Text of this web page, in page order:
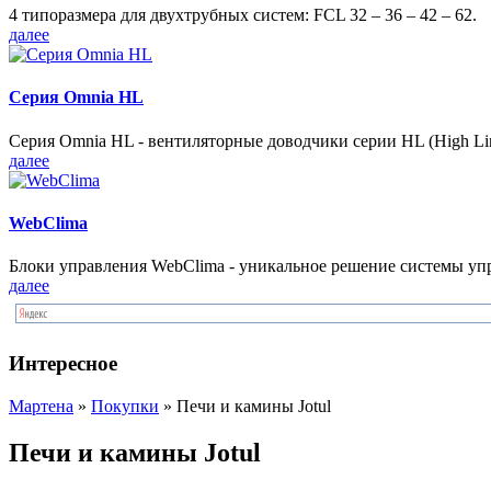
4 типоразмера для двухтрубных систем: FCL 32 – 36 – 42 – 62.
далее
Серия Omnia HL
Серия Omnia HL - вентиляторные доводчики серии HL (High
далее
WebClima
Блоки упрaвлeния WebClima - уникальное решение системы
далее
Интересное
Мартена » Покупки » Печи и камины Jotul
Печи и камины Jotul